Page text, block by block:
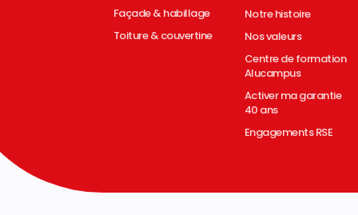
Façade & habillage
Toiture & couvertine
Notre histoire
Nos valeurs
Centre de formation
Alucampus
Activer ma garantie
40 ans
Engagements RSE